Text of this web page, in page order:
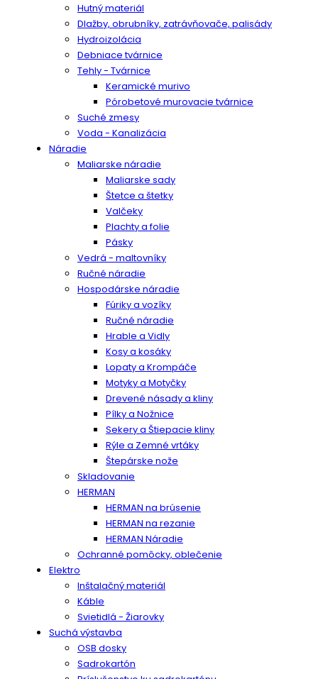
Hutný materiál
Dlažby, obrubníky, zatrávňovače, palisády
Hydroizolácia
Debniace tvárnice
Tehly - Tvárnice
Keramické murivo
Pórobetové murovacie tvárnice
Suché zmesy
Voda - Kanalizácia
Náradie
Maliarske náradie
Maliarske sady
Štetce a štetky
Valčeky
Plachty a folie
Pásky
Vedrá - maltovníky
Ručné náradie
Hospodárske náradie
Fúriky a vozíky
Ručné náradie
Hrable a Vidly
Kosy a kosáky
Lopaty a Krompáče
Motyky a Motyčky
Drevené násady a kliny
Pílky a Nožnice
Sekery a Štiepacie kliny
Rýle a Zemné vrtáky
Štepárske nože
Skladovanie
HERMAN
HERMAN na brúsenie
HERMAN na rezanie
HERMAN Náradie
Ochranné pomôcky, oblečenie
Elektro
Inštalačný materiál
Káble
Svietidlá - Žiarovky
Suchá výstavba
OSB dosky
Sadrokartón